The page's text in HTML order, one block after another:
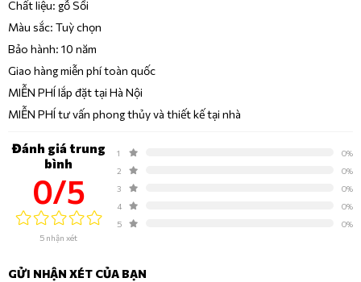
Chất liệu: gỗ Sồi
Màu sắc: Tuỳ chọn
Bảo hành: 10 năm
Giao hàng miễn phí toàn quốc
MIỄN PHÍ lắp đặt tại Hà Nội
MIỄN PHÍ tư vấn phong thủy và thiết kế tại nhà
Đánh giá trung
bình
0/5
5 nhận xét
1
0%
2
0%
3
0%
4
0%
5
0%
GỬI NHẬN XÉT CỦA BẠN